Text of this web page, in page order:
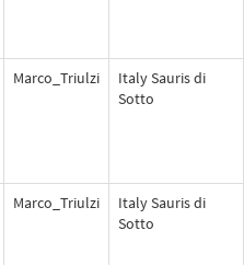
Marco_Triulzi
Italy Sauris di
Sotto
Marco_Triulzi
Italy Sauris di
Sotto